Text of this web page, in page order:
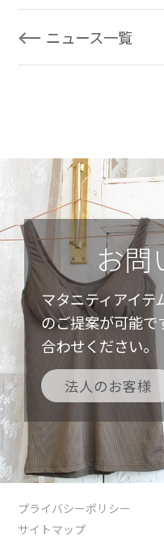
ニュース一覧
お問
マタニティアイテ
のご提案が可能で
合わせください。
法人のお客様
プライバシーポリシー
サイトマップ